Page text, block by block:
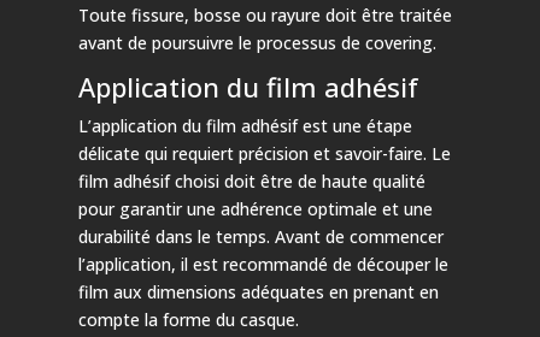
Toute fissure, bosse ou rayure doit être traitée
avant de poursuivre le processus de covering.
Application du film adhésif
L’application du film adhésif est une étape
délicate qui requiert précision et savoir-faire. Le
film adhésif choisi doit être de haute qualité
pour garantir une adhérence optimale et une
durabilité dans le temps. Avant de commencer
l’application, il est recommandé de découper le
film aux dimensions adéquates en prenant en
compte la forme du casque.